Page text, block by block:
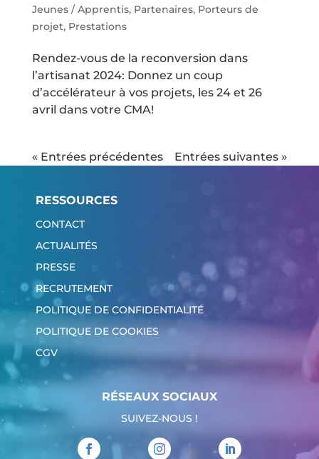
Jeunes / Apprentis, Partenaires, Porteurs de
projet, Prestations
Rendez-vous de la reconversion dans
l’artisanat 2024: Donnez un coup
d’accélérateur à vos projets, les 24 et 26
avril dans votre CMA!
« Entrées précédentes Entrées suivantes »
RESSOURCES
CONTACT
ACTUALITÉS
PRESSE
RECRUTEMENT
POLITIQUE DE CONFIDENTIALITÉ
POLITIQUE DE COOKIES
CGV
RÉSEAUX SOCIAUX
SUIVEZ-NOUS !